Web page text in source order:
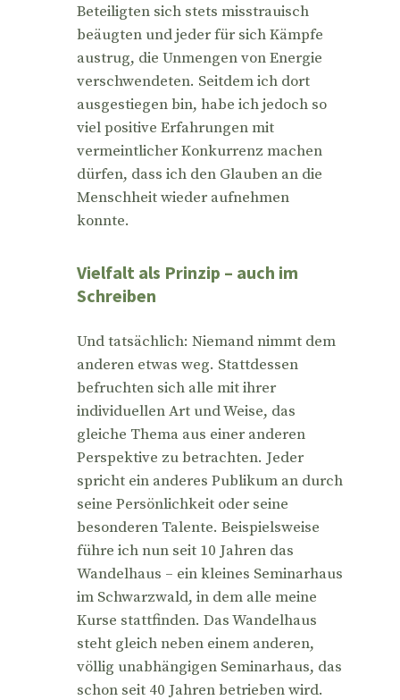
Beteiligten sich stets misstrauisch
beäugten und jeder für sich Kämpfe
austrug, die Unmengen von Energie
verschwendeten. Seitdem ich dort
ausgestiegen bin, habe ich jedoch so
viel positive Erfahrungen mit
vermeintlicher Konkurrenz machen
dürfen, dass ich den Glauben an die
Menschheit wieder aufnehmen
konnte.
Vielfalt als Prinzip – auch im
Schreiben
Und tatsächlich: Niemand nimmt dem
anderen etwas weg. Stattdessen
befruchten sich alle mit ihrer
individuellen Art und Weise, das
gleiche Thema aus einer anderen
Perspektive zu betrachten. Jeder
spricht ein anderes Publikum an durch
seine Persönlichkeit oder seine
besonderen Talente. Beispielsweise
führe ich nun seit 10 Jahren das
Wandelhaus – ein kleines Seminarhaus
im Schwarzwald, in dem alle meine
Kurse stattfinden. Das Wandelhaus
steht gleich neben einem anderen,
völlig unabhängigen Seminarhaus, das
schon seit 40 Jahren betrieben wird.